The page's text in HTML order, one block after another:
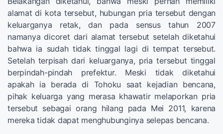
alamat di kota tersebut, hubungan pria tersebut dengan
keluarganya retak, dan pada sensus tahun 2007
namanya dicoret dari alamat tersebut setelah diketahui
bahwa ia sudah tidak tinggal lagi di tempat tersebut.
Setelah terpisah dari keluarganya, pria tersebut tinggal
berpindah-pindah prefektur. Meski tidak diketahui
apakah ia berada di Tohoku saat kejadian bencana,
pihak keluarga yang merasa khawatir melaporkan pria
tersebut sebagai orang hilang pada Mei 2011, karena
mereka tidak dapat menghubunginya selepas bencana.